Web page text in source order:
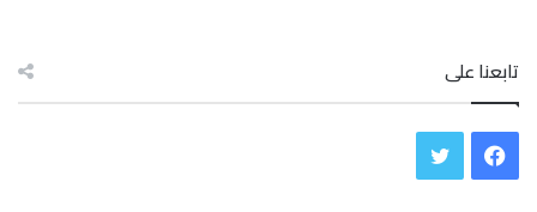
تابعنا على